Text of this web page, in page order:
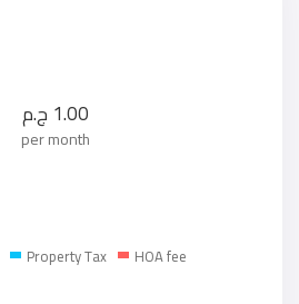
1.00 ج.م
per month
Property Tax HOA fee